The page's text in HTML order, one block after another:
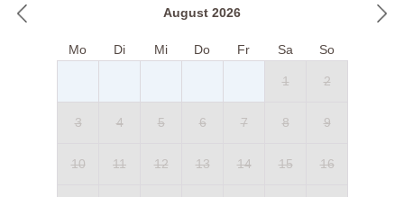
August 2026
Mo Di Mi Do Fr Sa So
1 2
3 4 5 6 7 8 9
10 11 12 13 14 15 16